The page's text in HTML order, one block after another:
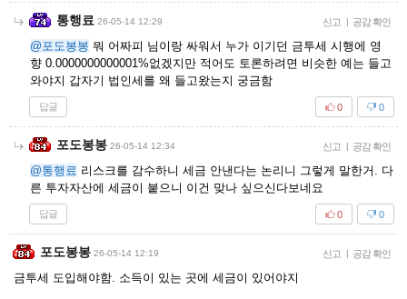
통행료 26-05-14 12:29 신고 | 공감 확인
@포도봉봉 뭐 어짜피 님이랑 싸워서 누가 이기던 금투세 시행에 영
향 0.0000000000001%없겠지만 적어도 토론하려면 비슷한 예는 들고
와야지 갑자기 법인세를 왜 들고왔는지 궁금함
답글 0
0
포도봉봉 26-05-14 12:34 신고 | 공감 확인
@통행료 리스크를 감수하니 세금 안낸다는 논리니 그렇게 말한거. 다
른 투자자산에 세금이 붙으니 이건 맞나 싶으신다보네요
답글 0
0
포도봉봉 26-05-14 12:19 신고 | 공감 확인
금투세 도입해야함. 소득이 있는 곳에 세금이 있어야지